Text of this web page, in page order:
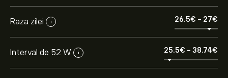
Raza zilei i 26.5‎€‎ - 27‎€‎
Interval de 52 W i 25.5‎€‎ - 38.74‎€‎